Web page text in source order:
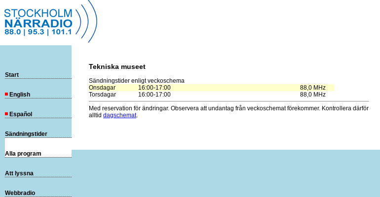
Tekniska museet
Sändningstider enligt veckoschema
Onsdagar
16:00-17:00
88,0 MHz
Torsdagar
16:00-17:00
88,0 MHz
Med reservation för ändringar. Observera att undantag från veckoschemat förekommer. Kontrollera därför
alltid dagschemat.
Start
English
Español
Sändningstider
Alla program
Att lyssna
Webbradio